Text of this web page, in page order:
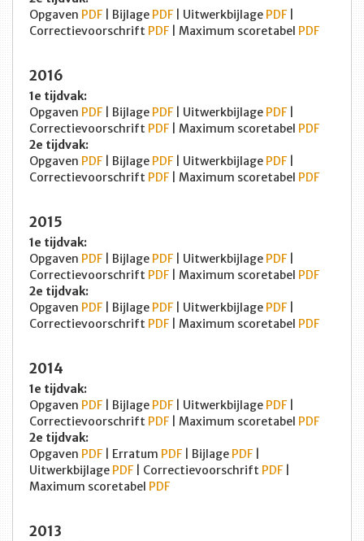
Opgaven PDF | Bijlage PDF | Uitwerkbijlage PDF
Correctievoorschrift PDF | Maximum scoretabel PDF
2016
1e tijdvak:
Opgaven PDF | Bijlage PDF | Uitwerkbijlage PDF
Correctievoorschrift PDF | Maximum scoretabel PDF
2e tijdvak:
Opgaven PDF | Bijlage PDF | Uitwerkbijlage PDF
Correctievoorschrift PDF | Maximum scoretabel PDF
2015
1e tijdvak:
Opgaven PDF | Bijlage PDF | Uitwerkbijlage PDF
Correctievoorschrift PDF | Maximum scoretabel PDF
2e tijdvak:
Opgaven PDF | Bijlage PDF | Uitwerkbijlage PDF
Correctievoorschrift PDF | Maximum scoretabel PDF
2014
1e tijdvak:
Opgaven PDF | Bijlage PDF | Uitwerkbijlage PDF
Correctievoorschrift PDF | Maximum scoretabel PDF
2e tijdvak:
Opgaven PDF | Erratum PDF | Bijlage PDF
Uitwerkbijlage PDF | Correctievoorschrift PDF
Maximum scoretabel PDF
2013